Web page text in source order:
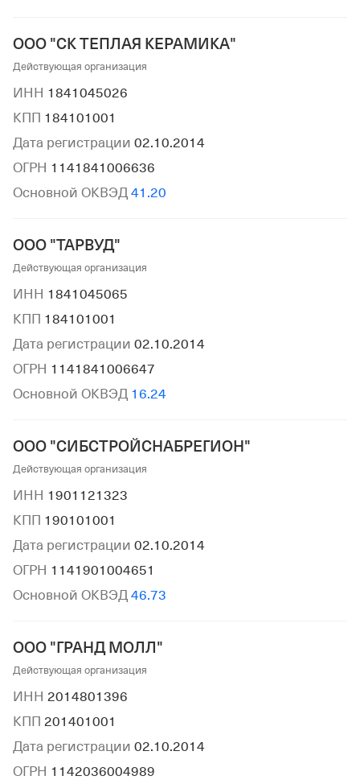
ООО "СК ТЕПЛАЯ КЕРАМИКА"
Действующая организация
ИНН 1841045026
КПП 184101001
Дата регистрации 02.10.2014
ОГРН 1141841006636
Основной ОКВЭД 41.20
ООО "ТАРВУД"
Действующая организация
ИНН 1841045065
КПП 184101001
Дата регистрации 02.10.2014
ОГРН 1141841006647
Основной ОКВЭД 16.24
ООО "СИБСТРОЙСНАБРЕГИОН"
Действующая организация
ИНН 1901121323
КПП 190101001
Дата регистрации 02.10.2014
ОГРН 1141901004651
Основной ОКВЭД 46.73
ООО "ГРАНД МОЛЛ"
Действующая организация
ИНН 2014801396
КПП 201401001
Дата регистрации 02.10.2014
ОГРН 1142036004989